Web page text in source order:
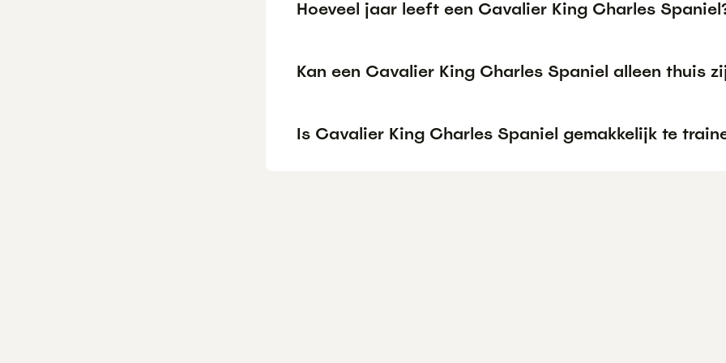
Hoeveel jaar leeft een Cavalier King Charles
Kan een Cavalier King Charles Spaniel alleen thuis
Is Cavalier King Charles Spaniel gemakkelijk te